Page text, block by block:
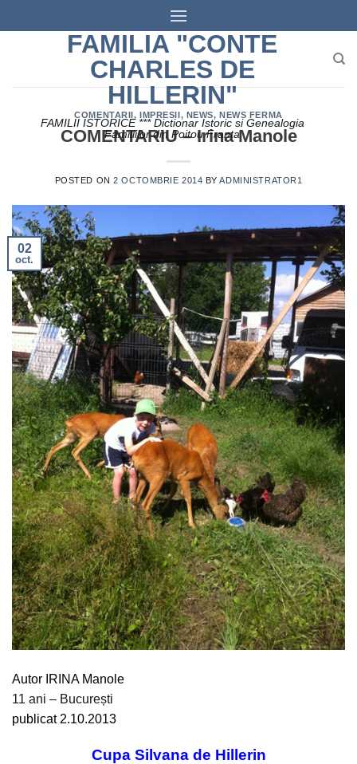
to
FAMILIA "CONTE
CHARLES DE
HILLERIN"
FAMILII ISTORICE *** Dictionar Istoric si Genealogia
Familiilor din Poitou Franța
COMENTARII, IMPRESII, NEWS,NEWS FERMA
COMENTARIU – Irina Manole
POSTED ON2 OCTOMBRIE 2014 BYADMINISTRATOR1
02
oct.
Autor IRINA Manole
11 ani – București
publicat 2.10.2013
Cupa Silvana de Hillerin